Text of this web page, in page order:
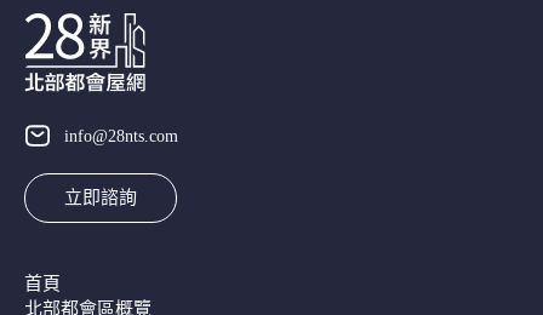
info@28nts.com
立即諮詢
首頁
北部都會區概覽​